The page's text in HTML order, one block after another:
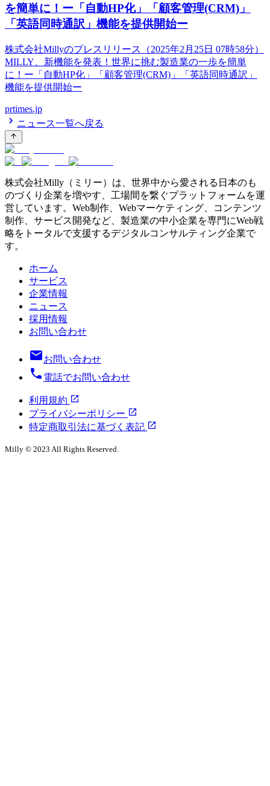
を簡単に！ー「自動HP化」「顧客管理(CRM)」
「英語同時通訳」機能を提供開始ー
株式会社Millyのプレスリリース（2025年2月25日 07時58分）
MILLY、新機能を発表！世界に挑む製造業の一歩を簡単
に！ー「自動HP化」「顧客管理(CRM)」「英語同時通訳」
機能を提供開始ー
prtimes.jp
ニュース一覧へ戻る
株式会社Milly（ミリー）は、世界中から愛される日本のも
のづくり企業を増やす、工場間を繋ぐプラットフォームを運
営しています。Web制作、Webマーケティング、コンテンツ
制作、サービス開発など、製造業の中小企業を専門にWeb戦
略をトータルで支援するデジタルコンサルティング企業で
す。
ホーム
サービス
企業情報
ニュース
採用情報
お問い合わせ
お問い合わせ
電話でお問い合わせ
利用規約
プライバシーポリシー
特定商取引法に基づく表記
Milly ©︎ 2023 All Rights Reserved.